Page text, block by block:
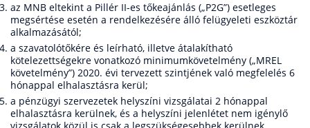
az MNB eltekint a Pillér II-es tőkeajánlás („P2G”) esetleges
megsértése esetén a rendelkezésére álló felügyeleti eszköztár
alkalmazásától;
a szavatolótőkére és leírható, illetve átalakítható
kötelezettségekre vonatkozó minimumkövetelmény („MREL
követelmény”) 2020. évi tervezett szintjének való megfelelés 6
hónappal elhalasztásra kerül;
a pénzügyi szervezetek helyszíni vizsgálatai 2 hónappal
elhalasztásra kerülnek, és a helyszíni jelenlétet nem igénylő